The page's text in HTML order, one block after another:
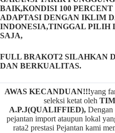
BAIK,KONDISI 100
ADAPTASI DENGAN IKLIM
INDONESIA,TINGGAL PILIH
SAJA,
FULL BRAKOT2 SILAHKAN
DAN BERKUALITAS.
AWAS KECANDUAN!!!yang
seleksi ketat oleh TIM
A.P.J(QUALIFFIED), Dengan
pejantan import ataupun lokal
rata2 prestasi Pejantan kami